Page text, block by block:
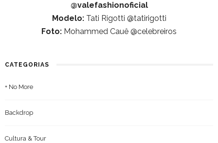
@valefashionoficial
Modelo:Tati Rigotti @tatirigotti
Foto: Mohammed Cauê @celebreiros
CATEGORIAS
+ No More
Backdrop
Cultura & Tour